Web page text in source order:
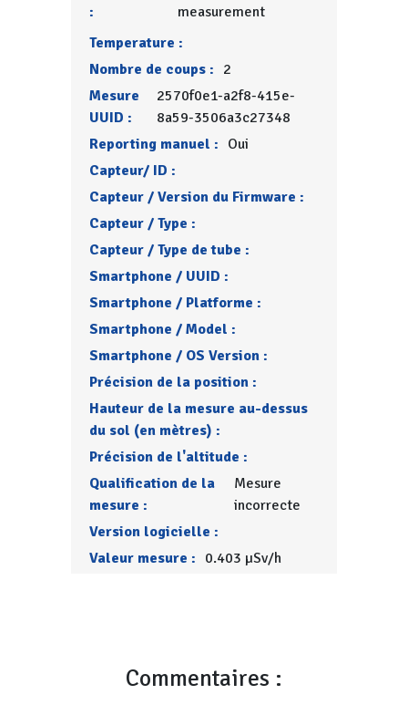
:
measurement
Temperature :
Nombre de coups : 2
Mesure
UUID :
2570f0e1-a2f8-415e-
8a59-3506a3c27348
Reporting manuel : Oui
Capteur/ ID :
Capteur / Version du Firmware :
Capteur / Type :
Capteur / Type de tube :
Smartphone / UUID :
Smartphone / Platforme :
Smartphone / Model :
Smartphone / OS Version :
Précision de la position :
Hauteur de la mesure au-dessus
du sol (en mètres) :
Précision de l'altitude :
Qualification de la
mesure :
Mesure
incorrecte
Version logicielle :
Valeur mesure : 0.403 µSv/h
Commentaires :